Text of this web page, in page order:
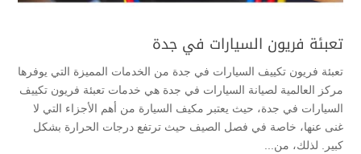
تعبئة فريون السيارات في جدة
تعبئة فريون تكييف السيارات في جدة من الخدمات المميزة التي يوفرها
مركز العالمية لصيانة السيارات في جدة هي خدمات تعبئة فريون تكييف
السيارات في جدة، حيث يعتبر مكيف السيارة من أهم الأجزاء التي لا
غنى عنها، خاصة في فصل الصيف حيث ترتفع درجات الحرارة بشكل
كبير. لذلك، من...